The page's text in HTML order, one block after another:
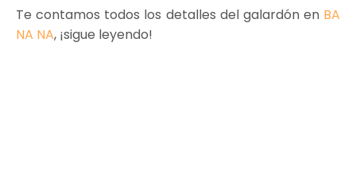
Te contamos todos los detalles del galardón en BA
NA NA, ¡sigue leyendo!